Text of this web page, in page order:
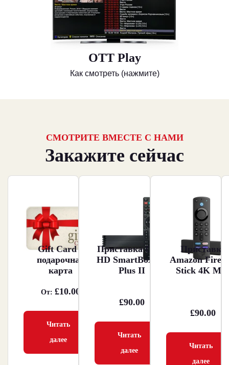
OTT Play
Как смотреть (нажмите)
СМОТРИТЕ ВМЕСТЕ С НАМИ
Закажите сейчас
Gift Card –
подарочная
карта
От: £10.00
Читать
далее
Приставка Dune
HD SmartBox 4K
Plus II
£90.00
Читать
далее
Приставка
Amazon Fire
Stick 4K
£90.00
Читать
далее